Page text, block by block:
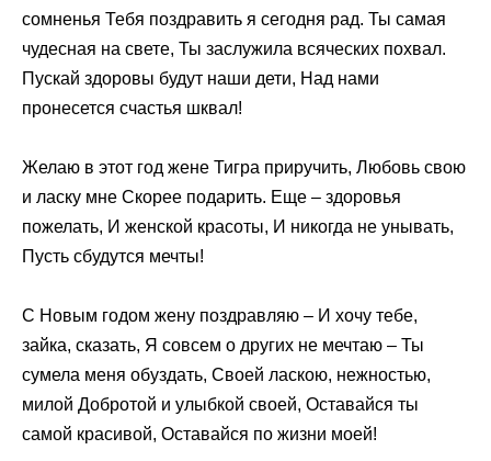
сомненья Тебя поздравить я сегодня рад. Ты самая
чудесная на свете, Ты заслужила всяческих похвал.
Пускай здоровы будут наши дети, Над нами
пронесется счастья шквал!
Желаю в этот год жене Тигра приручить, Любовь свою
и ласку мне Скорее подарить. Еще – здоровья
пожелать, И женской красоты, И никогда не унывать,
Пусть сбудутся мечты!
С Новым годом жену поздравляю – И хочу тебе,
зайка, сказать, Я совсем о других не мечтаю – Ты
сумела меня обуздать, Своей ласкою, нежностью,
милой Добротой и улыбкой своей, Оставайся ты
самой красивой, Оставайся по жизни моей!